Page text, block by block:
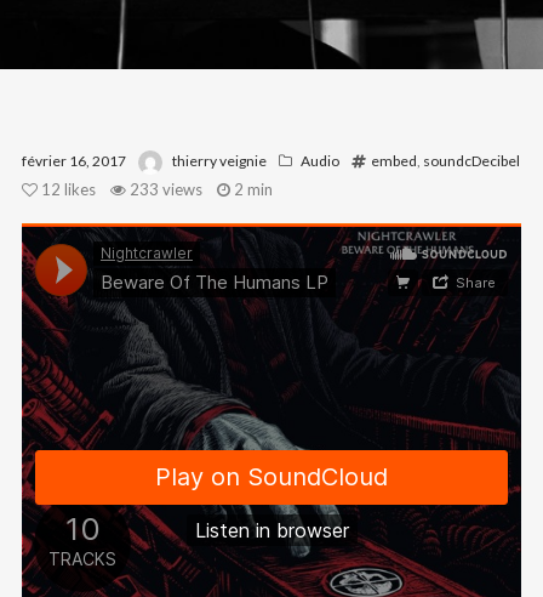
février 16, 2017 thierry veignie Audio embed, soundcDecibel
12 likes 233 views 2 min